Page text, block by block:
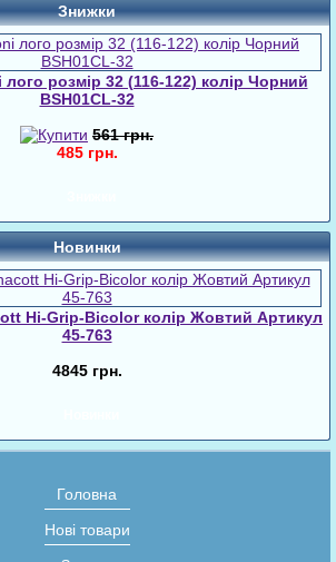
Знижки
розмір 32 (116-122) колір Чорний
BSH01CL-32
561 грн.
485 грн.
Новинки
Hi-Grip-Bicolor колір Жовтий Артикул
45-763
4845 грн.
Головна
Нові товари